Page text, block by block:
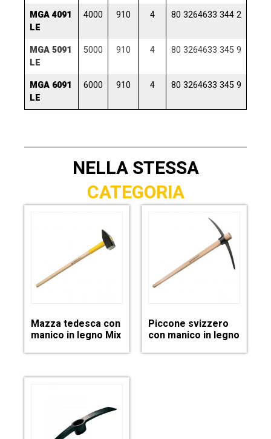
MGA 4091
LE
4000 910 4 80 3264633 344 2
MGA 5091
LE
5000 910 4 80 3264633 345 9
MGA 6091
LE
6000 910 4 80 3264633 345 9
NELLA STESSA
CATEGORIA
Mazza tedesca con
manico in legno Mix
Piccone svizzero
con manico in legno